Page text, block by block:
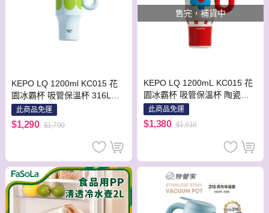
KEPO LQ 1200ml KC015 花
園冰霸杯 吸管保溫杯 316L不
銹鋼款 綠色波點
此商品免運
$1,290 $1,790
售完，補貨中
KEPO LQ 1200mL KC015 花
園冰霸杯 吸管保溫杯 陶瓷款
慵懶夏日
此商品免運
$1,380 $1,910